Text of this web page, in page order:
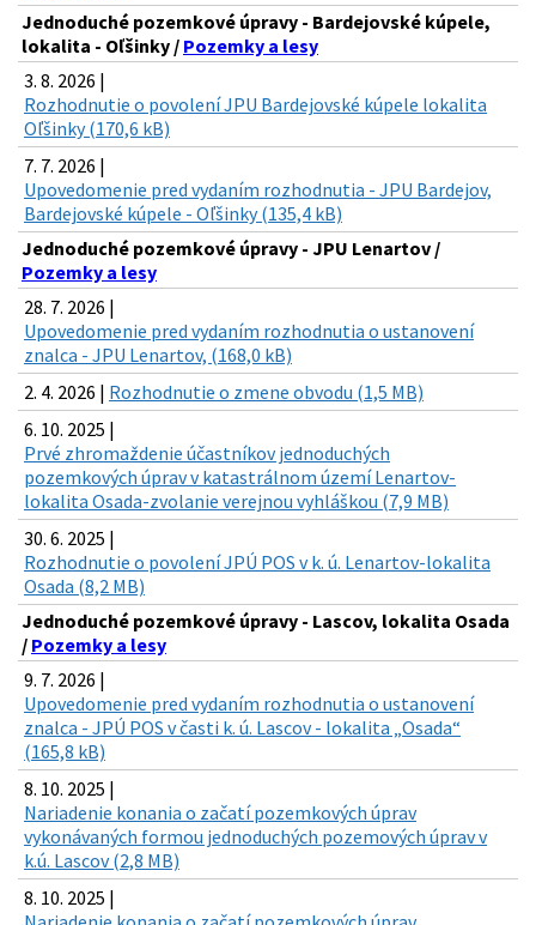
Jednoduché pozemkové úpravy - Bardejovské kúpele,
lokalita - Oľšinky / Pozemky a lesy
3. 8. 2026 |
Rozhodnutie o povolení JPU Bardejovské kúpele lokalita
Oľšinky (170,6 kB)
7. 7. 2026 |
Upovedomenie pred vydaním rozhodnutia - JPU Bardejov,
Bardejovské kúpele - Oľšinky (135,4 kB)
Jednoduché pozemkové úpravy - JPU Lenartov /
Pozemky a lesy
28. 7. 2026 |
Upovedomenie pred vydaním rozhodnutia o ustanovení
znalca - JPU Lenartov, (168,0 kB)
2. 4. 2026 | Rozhodnutie o zmene obvodu (1,5 MB)
6. 10. 2025 |
Prvé zhromaždenie účastníkov jednoduchých
pozemkových úprav v katastrálnom území Lenartov-
lokalita Osada-zvolanie verejnou vyhláškou (7,9 MB)
30. 6. 2025 |
Rozhodnutie o povolení JPÚ POS v k. ú. Lenartov-lokalita
Osada (8,2 MB)
Jednoduché pozemkové úpravy - Lascov, lokalita Osada
/ Pozemky a lesy
9. 7. 2026 |
Upovedomenie pred vydaním rozhodnutia o ustanovení
znalca - JPÚ POS v časti k. ú. Lascov - lokalita „Osada“
(165,8 kB)
8. 10. 2025 |
Nariadenie konania o začatí pozemkových úprav
vykonávaných formou jednoduchých pozemových úprav v
k.ú. Lascov (2,8 MB)
8. 10. 2025 |